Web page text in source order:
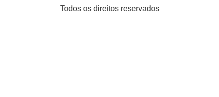
Todos os direitos reservados